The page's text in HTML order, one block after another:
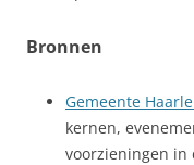
Bronnen
Gemeente
kernen,
voorzieningen in